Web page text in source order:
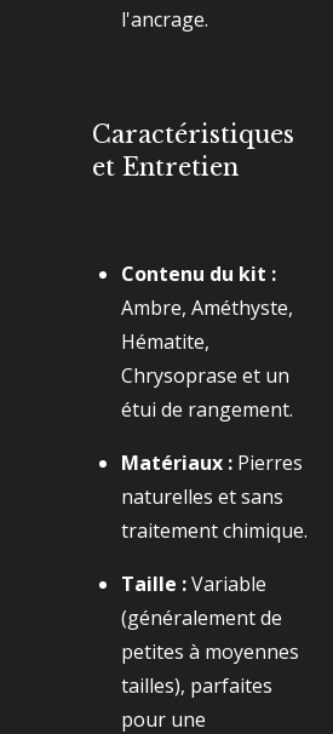
l'ancrage.
Caractéristiques
et Entretien
Contenu du kit :
Ambre, Améthyste,
Hématite,
Chrysoprase et un
étui de rangement.
Matériaux : Pierres
naturelles et sans
traitement chimique.
Taille :Variable
(généralement de
petites à moyennes
tailles), parfaites
pour une